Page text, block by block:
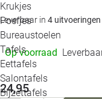
Krukjes
Poefjes
Bureaustoelen
Tafels
Eettafels
Salontafels
Bijzettafels
Leverbaar in 4 uitvoeringen
Op voorraad
24,95